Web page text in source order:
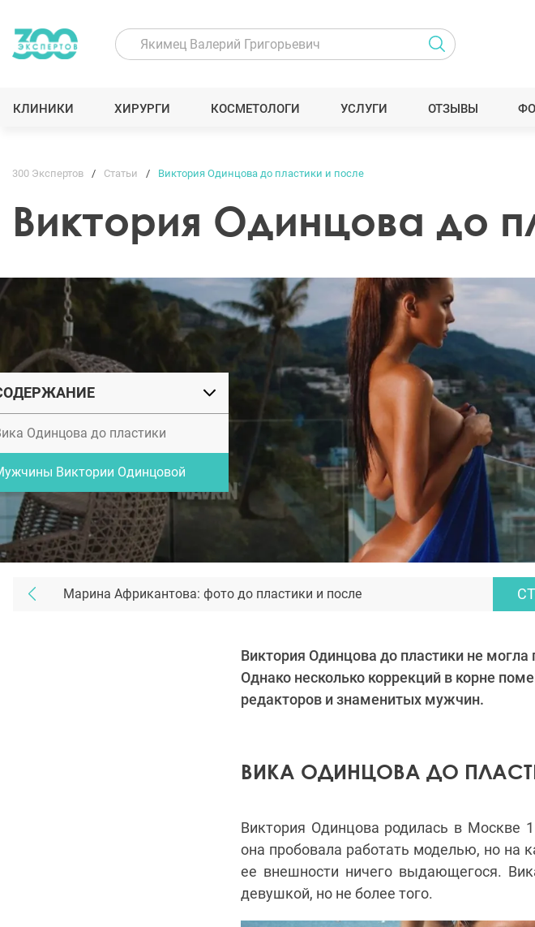
КЛИНИКИ ХИРУРГИ КОСМЕТОЛОГИ УСЛУГИ ОТЗЫВЫ
Одинцова до пластики
Виктории Одинцовой
300 Экспертов Статьи Виктория Одинцова до пластики и после
Виктория Одинцова до
Марина Африкантова: фото до пластики и после
Виктория Одинцова до пластики не
Однако несколько коррекций в корне
редакторов и знаменитых мужчин.
ВИКА ОДИНЦОВА ДО
Виктория Одинцова родилась в Москве
она пробовала работать моделью, но на
ее внешности ничего выдающегося.
девушкой, но не более того.